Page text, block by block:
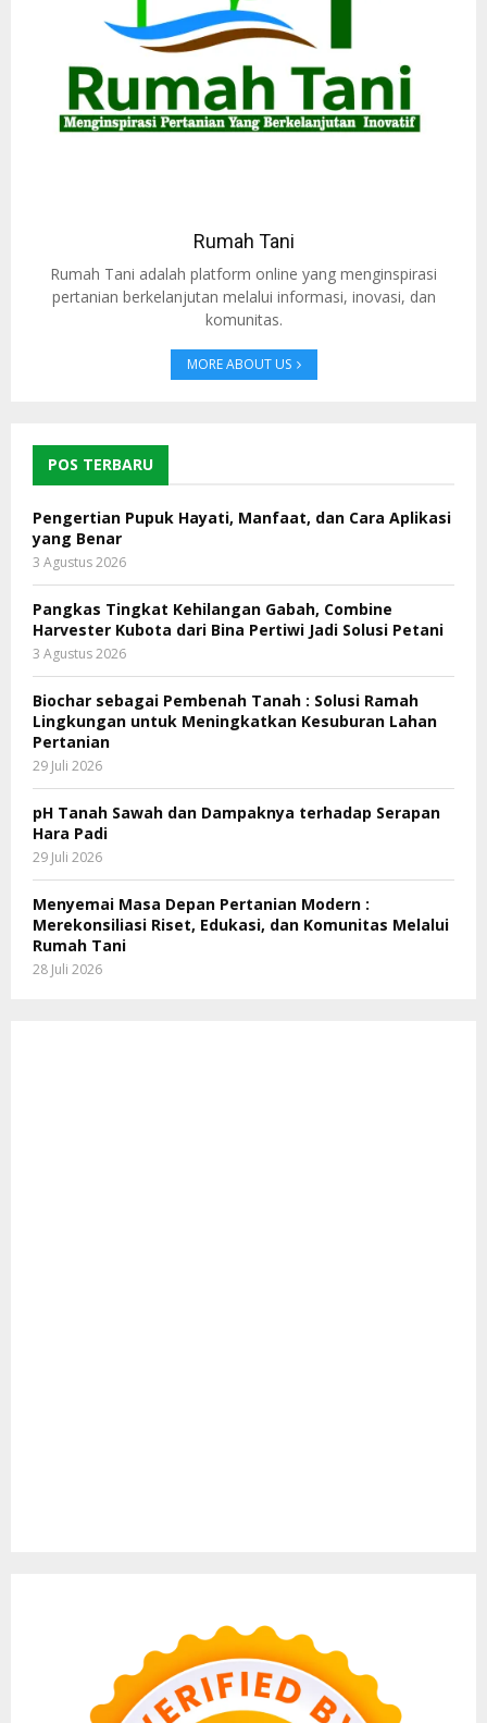
Rumah Tani
Rumah Tani adalah platform online yang menginspirasi
pertanian berkelanjutan melalui informasi, inovasi, dan
komunitas.
MORE ABOUT US
POS TERBARU
Pengertian Pupuk Hayati, Manfaat, dan Cara Aplikasi
yang Benar
3 Agustus 2026
Pangkas Tingkat Kehilangan Gabah, Combine
Harvester Kubota dari Bina Pertiwi Jadi Solusi Petani
3 Agustus 2026
Biochar sebagai Pembenah Tanah : Solusi Ramah
Lingkungan untuk Meningkatkan Kesuburan Lahan
Pertanian
29 Juli 2026
pH Tanah Sawah dan Dampaknya terhadap Serapan
Hara Padi
29 Juli 2026
Menyemai Masa Depan Pertanian Modern :
Merekonsiliasi Riset, Edukasi, dan Komunitas Melalui
Rumah Tani
28 Juli 2026